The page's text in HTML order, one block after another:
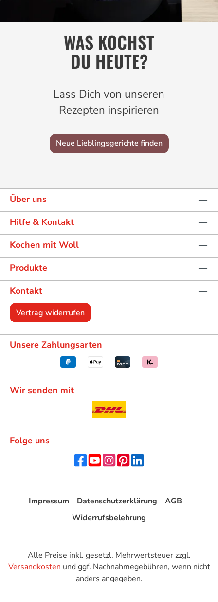
WAS KOCHST
DU HEUTE?
Lass Dich von unseren
Rezepten inspirieren
Neue Lieblingsgerichte finden
Über uns
Hilfe & Kontakt
Kochen mit Woll
Produkte
Kontakt
Vertrag widerrufen
Unsere Zahlungsarten
Wir senden mit
Folge uns
Impressum Datenschutzerklärung
AGB
Widerrufsbelehrung
Alle Preise inkl. gesetzl. Mehrwertsteuer zzgl.
Versandkosten und ggf. Nachnahmegebühren, wenn nicht
anders angegeben.